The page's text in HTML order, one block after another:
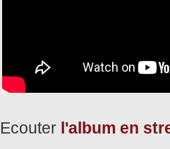
Ecouter l'album en